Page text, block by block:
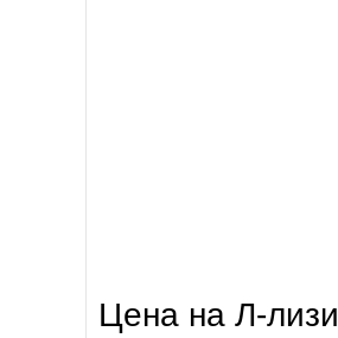
Цена на Л-